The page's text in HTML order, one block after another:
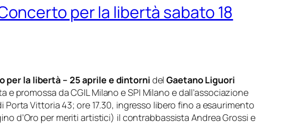
per la libertà sabato 18
per la libertà – 25 aprile e dintorni delGaetano Liguori
promossa da CGIL Milano e SPI Milano e dall’associazione
Porta Vittoria 43; ore 17.30, ingresso libero fino a esaurimento
d’Oro per meriti artistici) il contrabbassista Andrea Grossi e